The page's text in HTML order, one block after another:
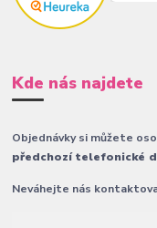
Kde nás najdete
Objednávky si můžete
předchozí telefonické
Neváhejte nás